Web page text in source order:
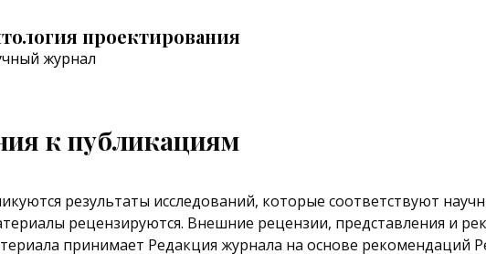
проектирования
журнал
к публикациям
результаты исследований, которые соответствуют
рецензируются. Внешние рецензии, представления и
принимает Редакция журнала на основе рекомендаций